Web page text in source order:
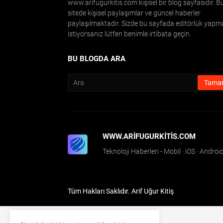
www.arifugurkitis.com kişisel bir blog sayfasıdır.
sitede kişisel paylaşımlar ve güncel haberler
paylaşılmaktadır. Sizde bu sayfada editörlük
istiyorsanız lütfen benimle irtibata geçin.
BU BLOGDA ARA
WWW.ARIFUGURKITIS.COM
Teknoloji Haberleri - Mobil · iOS ·
Tüm Hakları Saklıdır. Arif Uğur Kitiş